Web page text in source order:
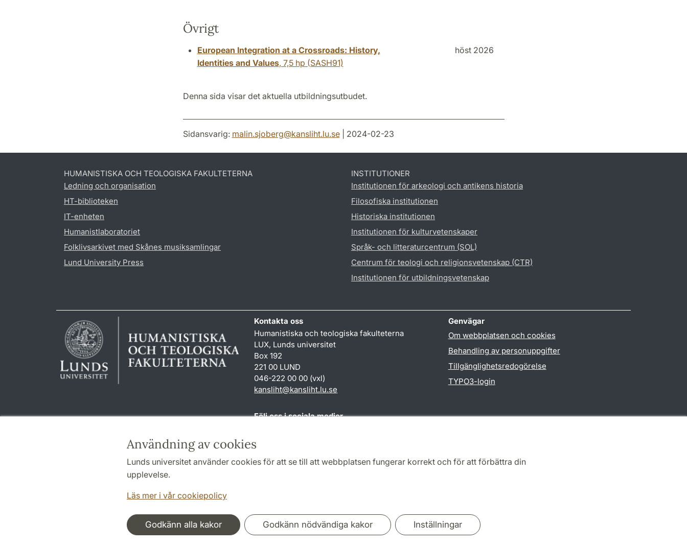
Användning av cookies
Lunds universitet använder cookies för att se till att webbplatsen fungerar korrekt och för att förbättra din
upplevelse.
Läs mer i vår cookiepolicy
Godkänn alla kakor Godkänn nödvändiga kakor Inställningar
Övrigt
European Integration at a Crossroads: History,
Identities and Values, 7,5 hp (SASH91)
höst 2026
Denna sida visar det aktuella utbildningsutbudet.
Sidansvarig: malin.sjoberg@kansliht.lu.se| 2024-02-23
HUMANISTISKA OCH TEOLOGISKA FAKULTETERNA
Ledning och organisation
HT-biblioteken
IT-enheten
Humanistlaboratoriet
Folklivsarkivet med Skånes musiksamlingar
Lund University Press
INSTITUTIONER
Institutionen för arkeologi och antikens historia
Filosofiska institutionen
Historiska institutionen
Institutionen för kulturvetenskaper
Språk- och litteraturcentrum (SOL)
Centrum för teologi och religionsvetenskap (CTR)
Institutionen för utbildningsvetenskap
Kontakta oss
Humanistiska och teologiska fakulteterna
LUX, Lunds universitet
Box 192
221 00 LUND
046-222 00 00 (vxl)
kansliht@kansliht.lu.se
Genvägar
Om webbplatsen och cookies
Behandling av personuppgifter
Tillgänglighetsredogörelse
TYPO3-login
Följ oss i sociala medier